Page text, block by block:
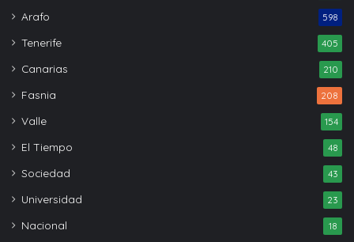
Arafo 598
Tenerife 405
Canarias 210
Fasnia 208
Valle 154
El Tiempo 48
Sociedad 43
Universidad 23
Nacional 18